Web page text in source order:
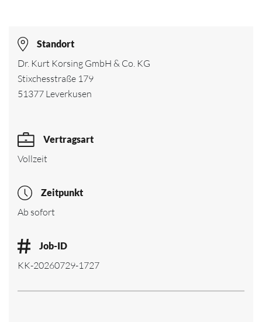
Standort
Dr. Kurt Korsing GmbH & Co. KG
Stixchesstraße 179
51377 Leverkusen
Vertragsart
Vollzeit
Zeitpunkt
Ab sofort
Job-ID
KK-20260729-1727